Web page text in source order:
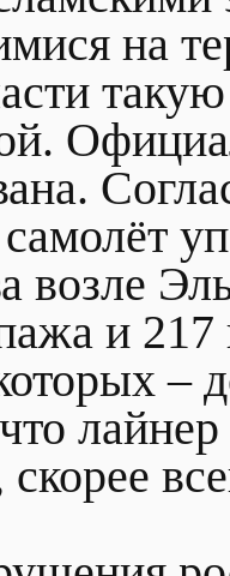
на
возле
и
–